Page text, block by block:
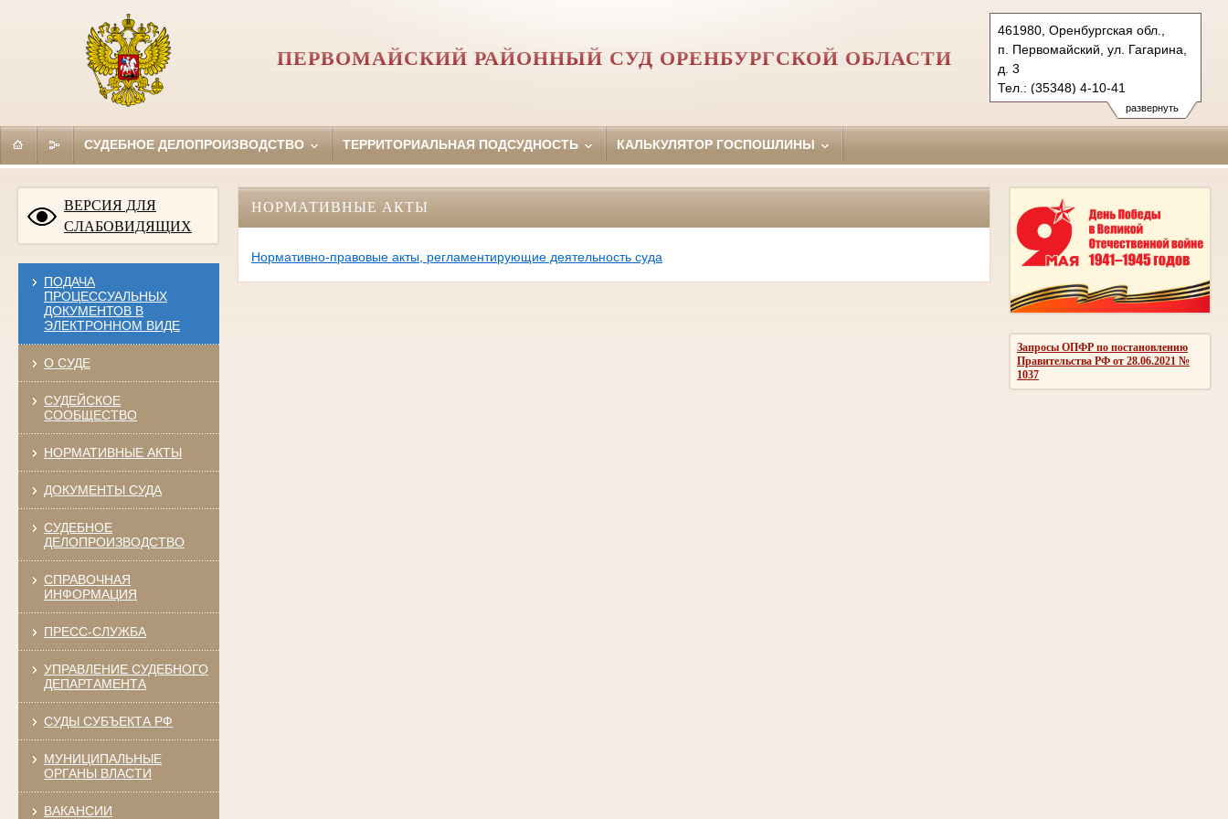
развернуть
461980, Оренбургская обл.,
п. Первомайский, ул. Гагарина,
д. 3
Тел.: (35348) 4-10-41
pervomaysky.orb@sudrf.ru
ПЕРВОМАЙСКИЙ РАЙОННЫЙ СУД ОРЕНБУРГСКОЙ ОБЛАСТИ
СУДЕБНОЕ ДЕЛОПРОИЗВОДСТВО ТЕРРИТОРИАЛЬНАЯ ПОДСУДНОСТЬ КАЛЬКУЛЯТОР ГОСПОШЛИНЫ
ВЕРСИЯ ДЛЯ
СЛАБОВИДЯЩИХ
ПОДАЧА
ПРОЦЕССУАЛЬНЫХ
ДОКУМЕНТОВ В
ЭЛЕКТРОННОМ ВИДЕ
О СУДЕ
СУДЕЙСКОЕ
СООБЩЕСТВО
НОРМАТИВНЫЕ АКТЫ
ДОКУМЕНТЫ СУДА
СУДЕБНОЕ
ДЕЛОПРОИЗВОДСТВО
СПРАВОЧНАЯ
ИНФОРМАЦИЯ
ПРЕСС-СЛУЖБА
УПРАВЛЕНИЕ СУДЕБНОГО
ДЕПАРТАМЕНТА
СУДЫ СУБЪЕКТА РФ
МУНИЦИПАЛЬНЫЕ
ОРГАНЫ ВЛАСТИ
ВАКАНСИИ
Запросы ОПФР по постановлению
Правительства РФ от 28.06.2021 №
1037
НОРМАТИВНЫЕ АКТЫ
Нормативно-правовые акты, регламентирующие деятельность суда